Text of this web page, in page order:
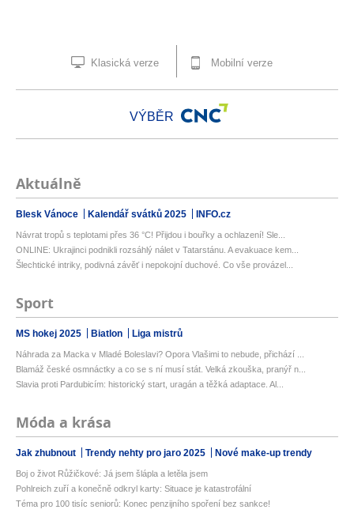
Klasická verze Mobilní verze
VÝBĚR
Aktuálně
Blesk Vánoce Kalendář svátků 2025 INFO.cz
Návrat tropů s teplotami přes 36 °C! Přijdou i bouřky a ochlazení! Sle...
ONLINE: Ukrajinci podnikli rozsáhlý nálet v Tatarstánu. A evakuace kem...
Šlechtické intriky, podivná závěť i nepokojní duchové. Co vše provázel...
Sport
MS hokej 2025 Biatlon Liga mistrů
Náhrada za Macka v Mladé Boleslavi? Opora Vlašimi to nebude, přichází ...
Blamáž české osmnáctky a co se s ní musí stát. Velká zkouška, pranýř n...
Slavia proti Pardubicím: historický start, uragán a těžká adaptace. Al...
Móda a krása
Jak zhubnout Trendy nehty pro jaro 2025 Nové make-up trendy
Boj o život Růžičkové: Já jsem šlápla a letěla jsem
Pohlreich zuří a konečně odkryl karty: Situace je katastrofální
Téma pro 100 tisíc seniorů: Konec penzijního spoření bez sankce!